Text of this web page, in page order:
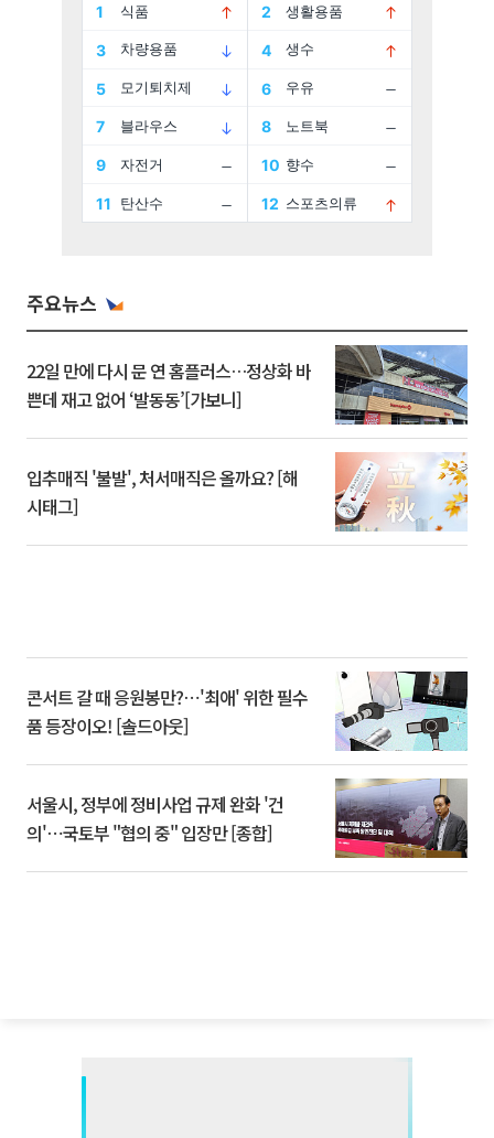
주요뉴스
22일 만에 다시 문 연 홈플러스…정상화 바
쁜데 재고 없어 ‘발동동’[가보니]
입추매직 '불발', 처서매직은 올까요? [해
시태그]
콘서트 갈 때 응원봉만?⋯'최애' 위한 필수
품 등장이오! [솔드아웃]
서울시, 정부에 정비사업 규제 완화 '건
의'⋯국토부 "협의 중" 입장만 [종합]